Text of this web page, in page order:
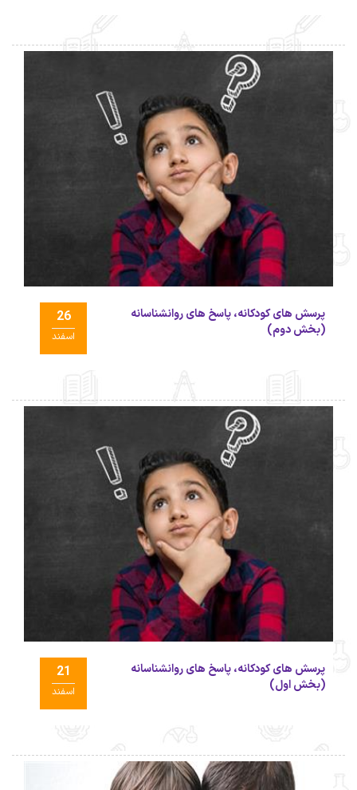
26
اسفند
پرسش های کودکانه، پاسخ های روانشناسانه
(بخش دوم)
21
اسفند
پرسش های کودکانه، پاسخ های روانشناسانه
(بخش اول)